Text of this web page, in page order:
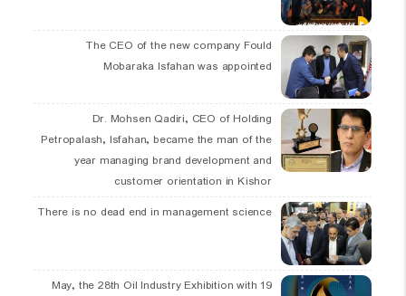
The CEO of the new company Fould
Mobaraka Isfahan was appointed
Dr. Mohsen Qadiri, CEO of Holding
Petropalash, Isfahan, became the man of the
year managing brand development and
customer orientation in Kishor
There is no dead end in management science
19 May, the 28th Oil Industry Exhibition with